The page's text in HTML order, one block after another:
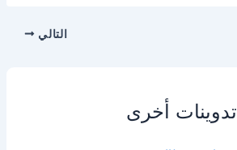
التالي
تدوينات أخرى